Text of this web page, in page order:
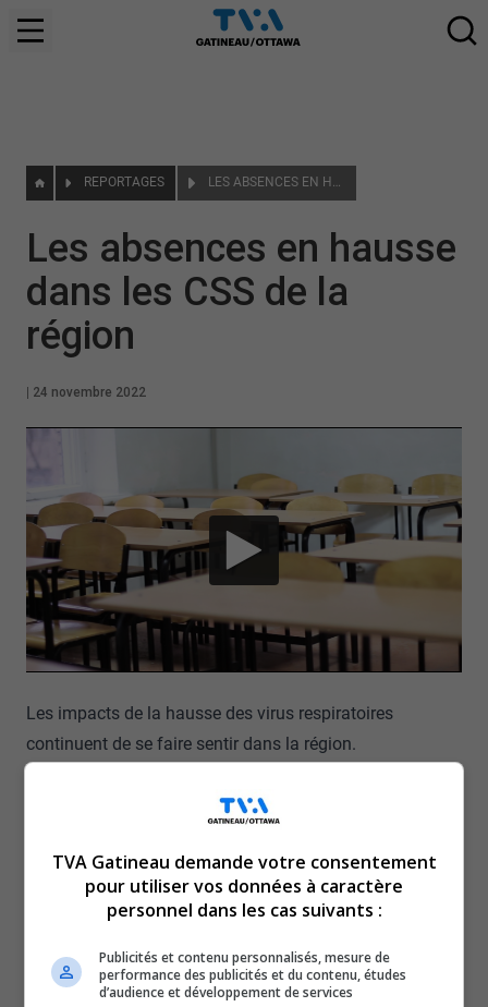
REPORTAGES LES ABSENCES EN HAUSSE DANS LES CSS DE LA RÉGION
Les absences en hausse
dans les CSS de la
région
24 novembre 2022
Les impacts de la hausse des virus respiratoires
continuent de se faire sentir dans la région.
sont en hausse dans nos centres de services scolaires.
La situation semble s’être détériorée depuis le début du
mois de novembre.
On a fait une moyenne du pourcentage du taux
d’absentéisme au cours de la dernière semaine, pour
trois des quatre CSS de la région.
TVA Gatineau demande votre consentement
pour utiliser vos données à caractère
personnel dans les cas suivants :
Publicités et contenu personnalisés, mesure de
performance des publicités et du contenu, études
d’audience et développement de services